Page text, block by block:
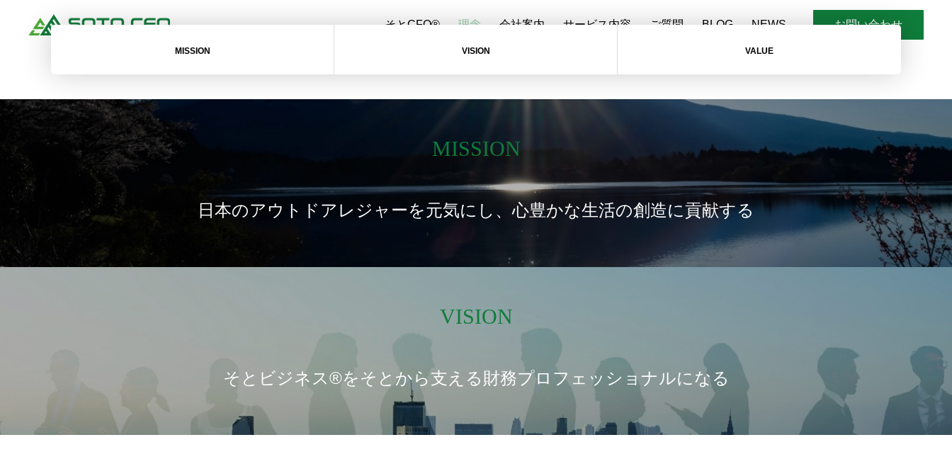
そとCFO® 理念 会社案内 サービス内容 ご質問 BLOG NEWS お問い合わせ
理念
MISSION VISION VALUE
MISSION
日本のアウトドアレジャーを元気にし、心豊かな生活の創造に貢献する
VISION
そとビジネス®をそとから支える財務プロフェッショナルになる